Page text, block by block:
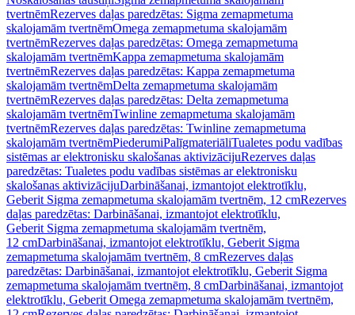
tvertnēmRezerves daļas paredzētas: Sigma zemapmetuma
skalojamām tvertnēmOmega zemapmetuma skalojamām
tvertnēmRezerves daļas paredzētas: Omega zemapmetuma
skalojamām tvertnēmKappa zemapmetuma skalojamām
tvertnēmRezerves daļas paredzētas: Kappa zemapmetuma
skalojamām tvertnēmDelta zemapmetuma skalojamām
tvertnēmRezerves daļas paredzētas: Delta zemapmetuma
skalojamām tvertnēmTwinline zemapmetuma skalojamām
tvertnēmRezerves daļas paredzētas: Twinline zemapmetuma
skalojamām tvertnēmPiederumiPalīgmateriāliTualetes podu vadības
sistēmas ar elektronisku skalošanas aktivizācijuRezerves daļas
paredzētas: Tualetes podu vadības sistēmas ar elektronisku
skalošanas aktivizācijuDarbināšanai, izmantojot elektrotīklu,
Geberit Sigma zemapmetuma skalojamām tvertnēm, 12 cmRezerves
daļas paredzētas: Darbināšanai, izmantojot elektrotīklu,
Geberit Sigma zemapmetuma skalojamām tvertnēm,
12 cmDarbināšanai, izmantojot elektrotīklu, Geberit Sigma
zemapmetuma skalojamām tvertnēm, 8 cmRezerves daļas
paredzētas: Darbināšanai, izmantojot elektrotīklu, Geberit Sigma
zemapmetuma skalojamām tvertnēm, 8 cmDarbināšanai, izmantojot
elektrotīklu, Geberit Omega zemapmetuma skalojamām tvertnēm,